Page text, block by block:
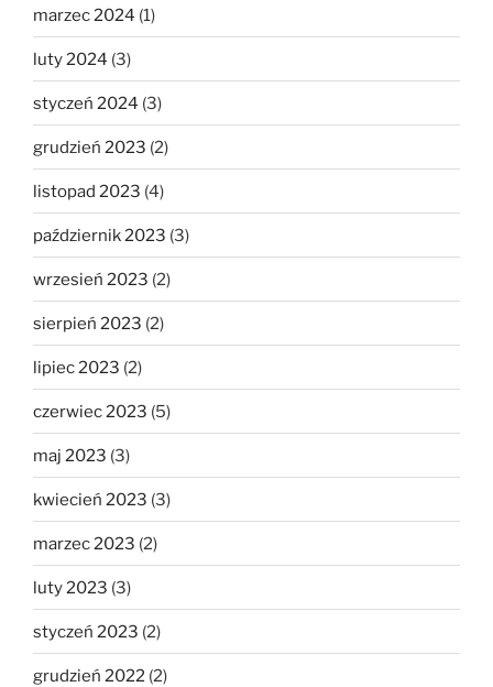
marzec 2024 (1)
luty 2024 (3)
styczeń 2024 (3)
grudzień 2023 (2)
listopad 2023 (4)
październik 2023 (3)
wrzesień 2023 (2)
sierpień 2023 (2)
lipiec 2023 (2)
czerwiec 2023 (5)
maj 2023 (3)
kwiecień 2023 (3)
marzec 2023 (2)
luty 2023 (3)
styczeń 2023 (2)
grudzień 2022 (2)